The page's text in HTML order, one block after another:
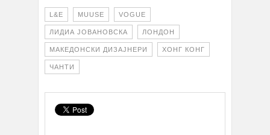
L&E MUUSE VOGUE
ЛИДИА ЈОВАНОВСКА ЛОНДОН
МАКЕДОНСКИ ДИЗАЈНЕРИ ХОНГ КОНГ
ЧАНТИ